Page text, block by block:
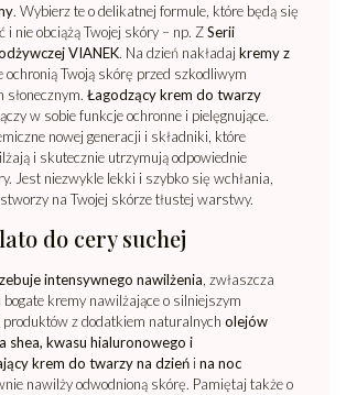
. Wybierz te o delikatnej formule, które będą się
i nie obciążą Twojej skóry – np. ZSerii
VIANEK. Na dzień nakładaj kremy z
ochronią Twoją skórę przed szkodliwym
słonecznym. Łagodzący krem do twarzy
w sobie funkcje ochronne i pielęgnujące.
nowej generacji i składniki, które
i skutecznie utrzymują odpowiednie
Jest niezwykle lekki i szybko się wchłania,
na Twojej skórze tłustej warstwy.
do cery suchej
intensywnego nawilżenia, zwłaszcza
kremy nawilżające o silniejszym
produktów z dodatkiem naturalnych olejów
shea, kwasu hialuronowego i
krem do twarzy na dzień i na noc
nawilży odwodnioną skórę. Pamiętaj także o